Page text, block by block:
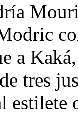
a
tres
estilete